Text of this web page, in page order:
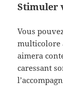
Stimuler
Vous
multicolore
aimera
caressant